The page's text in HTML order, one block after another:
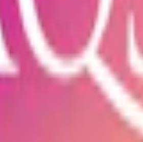
Smak: tropiska frukter
Format/storlek:slim